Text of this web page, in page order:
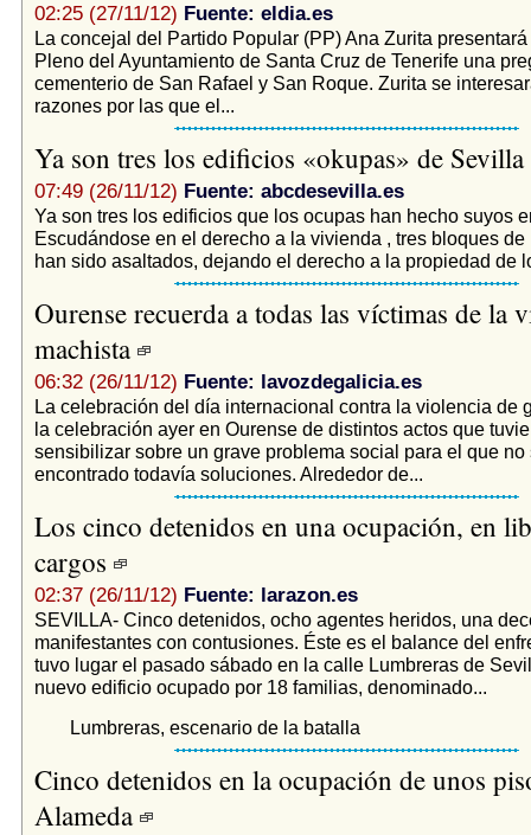
02:25 (27/11/12) Fuente: eldia.es
La concejal del Partido Popular (PP) Ana Zurita
Pleno del Ayuntamiento de Santa Cruz de Tenerife una
cementerio de San Rafael y San Roque. Zurita se
razones por las que el...
Ya son tres los edificios «okupas» de Sevilla
07:49 (26/11/12) Fuente: abcdesevilla.es
Ya son tres los edificios que los ocupas han hecho suyos
Escudándose en el derecho a la vivienda , tres bloques
han sido asaltados, dejando el derecho a la propiedad de
Ourense recuerda a todas las víctimas de la
machista
06:32 (26/11/12) Fuente: lavozdegalicia.es
La celebración del día internacional contra la violencia de
la celebración ayer en Ourense de distintos actos que
sensibilizar sobre un grave problema social para el que no
encontrado todavía soluciones. Alrededor de...
Los cinco detenidos en una ocupación, en
cargos
02:37 (26/11/12) Fuente: larazon.es
SEVILLA- Cinco detenidos, ocho agentes heridos, una
manifestantes con contusiones. Éste es el balance del
tuvo lugar el pasado sábado en la calle Lumbreras de
nuevo edificio ocupado por 18 familias, denominado...
Lumbreras, escenario de la batalla
Cinco detenidos en la ocupación de unos
Alameda